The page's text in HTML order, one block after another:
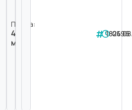
Площа:
49
м²
182496